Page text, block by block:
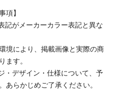
項】
がメーカーカラー表記と異な
境により、掲載画像と実際の商
ます。
・デザイン・仕様について、予
あらかじめご了承ください。